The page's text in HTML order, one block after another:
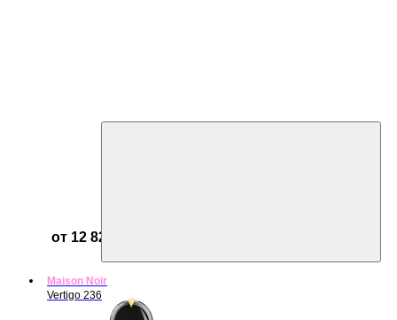
от 12 825 ₽
Maison Noir
Vertigo 236